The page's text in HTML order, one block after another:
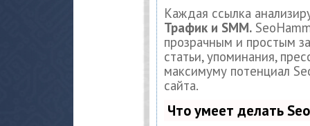
Каждая ссылка
Трафик и SMM.
прозрачным и простым
статьи, упоминания,
максимуму потенциал
сайта.
Что умеет делать